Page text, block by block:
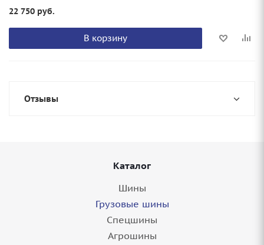
22 750 руб.
В корзину
Отзывы
Каталог
Шины
Грузовые шины
Спецшины
Агрошины